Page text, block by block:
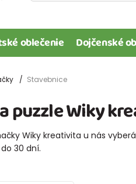
oblečenie Dojčenské
Stavebnice
puzzle Wiky
Wiky kreativita u nás
30 dní.